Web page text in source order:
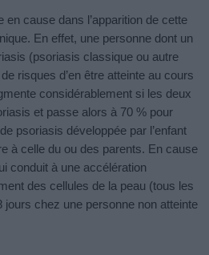
en cause dans l’apparition de cette
En effet, une personne dont un
(psoriasis classique ou autre
risques d’en être atteinte au cours
considérablement si les deux
et passe alors à 70 % pour
psoriasis développée par l’enfant
à celle du ou des parents. En cause
conduit à une accélération
des cellules de la peau (tous les
chez une personne non atteinte